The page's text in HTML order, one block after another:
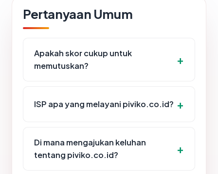
Pertanyaan Umum
Apakah skor cukup untuk
memutuskan?
ISP apa yang melayani piviko.co.id?
Di mana mengajukan keluhan
tentang piviko.co.id?